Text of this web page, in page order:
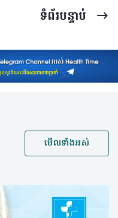
ទំព័រ​បន្ទាប់
មើលទាំងអស់